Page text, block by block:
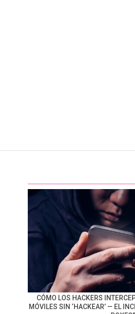
CÓMO LOS HACKERS
MÓVILES SIN ‘HACKEAR’ — EL